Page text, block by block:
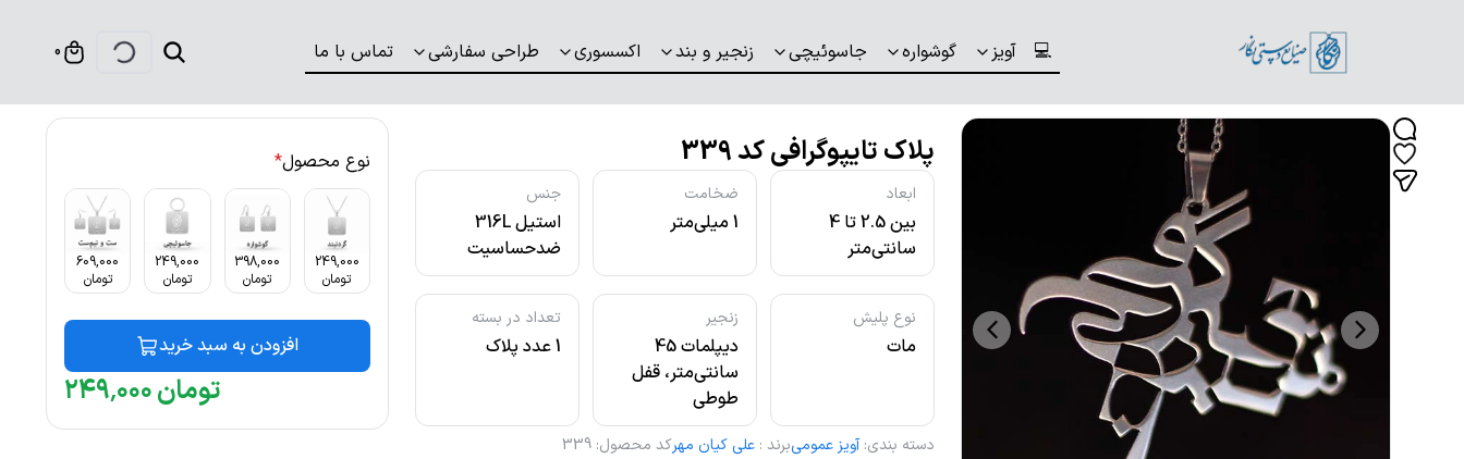
💻 آویز گوشواره جاسوئیچی زنجیر و بند اکسسوری طراحی سفارشی تماس با ما 0
پلاک تایپوگرافی کد 339
ابعاد
بین 2.5 تا 4
سانتی‌متر
ضخامت
1 میلی‌متر
جنس
استیل 316L
ضدحساسیت
نوع پلیش
مات
زنجیر
دیپلمات 45
سانتی‌متر، قفل
طوطی
تعداد در بسته
1 عدد پلاک
دسته بندی: آویز عمومیبرند : علی کیان مهرکد محصول:
339
نوع محصول*
249,000
تومان
398,000
تومان
249,000
تومان
609,000
تومان
افزودن به سبد خرید
۲۴۹٬۰۰۰تومان